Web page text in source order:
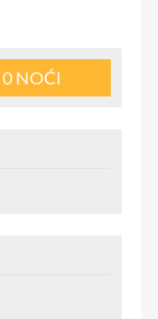
0NOĆI